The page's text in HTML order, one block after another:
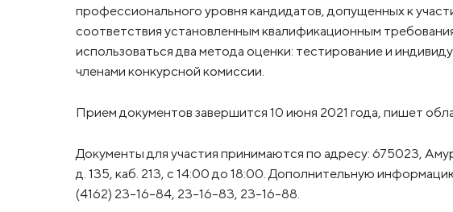
профессионального уровня кандидатов, допущенных к
соответствия установленным квалификационным
использоваться два метода оценки: тестирование и
членами конкурсной комиссии.
Прием документов завершится 10 июня 2021 года, пишет
Документы для участия принимаются по адресу: 675023,
д. 135, каб. 213, с 14:00 до 18:00. Дополнительную
(4162) 23-16-84, 23-16-83, 23-16-88.